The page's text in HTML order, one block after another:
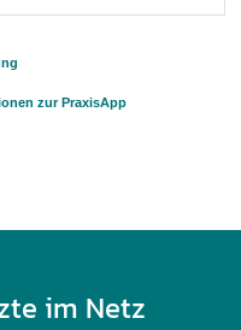
zur PraxisApp
im Netz